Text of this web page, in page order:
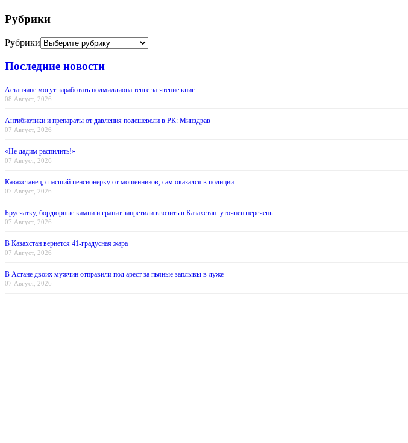
Рубрики
Рубрики
Последние новости
Астанчане могут заработать полмиллиона тенге за чтение книг
08 Август, 2026
Антибиотики и препараты от давления подешевели в РК: Минздрав
07 Август, 2026
«Не дадим распилить!»
07 Август, 2026
Казахстанец, спасший пенсионерку от мошенников, сам оказался в полиции
07 Август, 2026
Брусчатку, бордюрные камни и гранит запретили ввозить в Казахстан: уточнен перечень
07 Август, 2026
В Казахстан вернется 41-градусная жара
07 Август, 2026
В Астане двоих мужчин отправили под арест за пьяные заплывы в луже
07 Август, 2026